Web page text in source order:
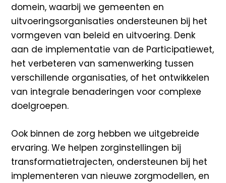
domein, waarbij we gemeenten en
uitvoeringsorganisaties ondersteunen bij het
vormgeven van beleid en uitvoering. Denk
aan de implementatie van de Participatiewet,
het verbeteren van samenwerking tussen
verschillende organisaties, of het ontwikkelen
van integrale benaderingen voor complexe
doelgroepen.
Ook binnen de zorg hebben we uitgebreide
ervaring. We helpen zorginstellingen bij
transformatietrajecten, ondersteunen bij het
implementeren van nieuwe zorgmodellen, en